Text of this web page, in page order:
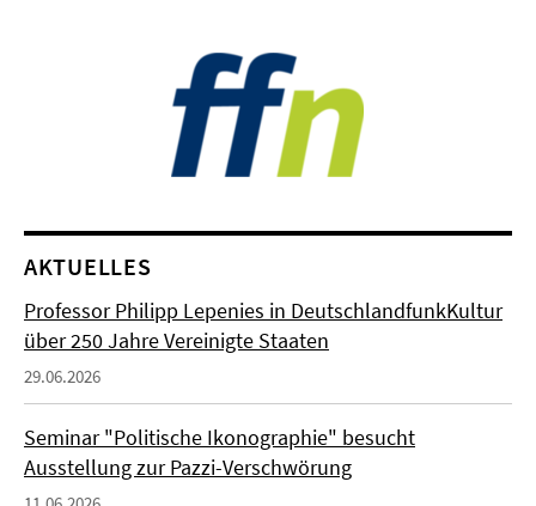
AKTUELLES
Professor Philipp Lepenies in DeutschlandfunkKultur
über 250 Jahre Vereinigte Staaten
29.06.2026
Seminar "Politische Ikonographie" besucht
Ausstellung zur Pazzi-Verschwörung